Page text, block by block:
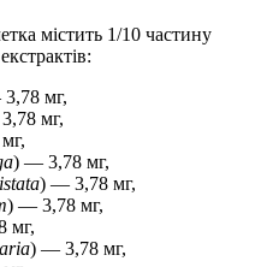
містить 1/10 частину
мг,
мг,
) — 3,78 мг,
) — 3,78 мг,
) — 3,78 мг,
мг,
) — 3,78 мг,